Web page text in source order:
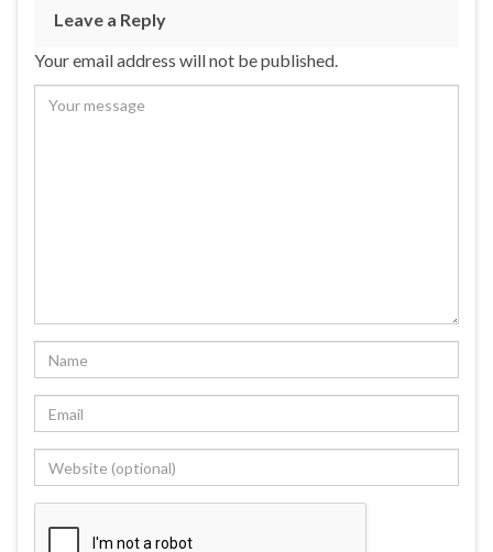
Leave a Reply
Your email address will not be published.